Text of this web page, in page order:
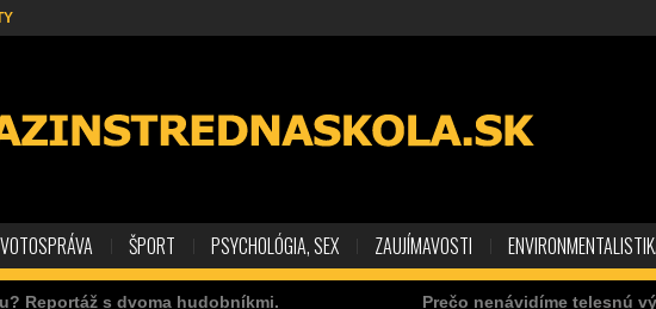
ŠPORT PSYCHOLÓGIA, SEX ZAUJÍMAVOSTI
s dvoma hudobníkmi. Prečo nenávidíme telesnú výchovu?